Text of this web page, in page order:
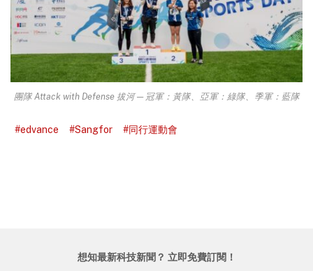
團隊 Attack with Defense 拔河 ─ 冠軍：黃隊、亞軍：綠隊、季軍：藍隊
#edvance #Sangfor #同行運動會
想知最新科技新聞？ 立即免費訂閱！